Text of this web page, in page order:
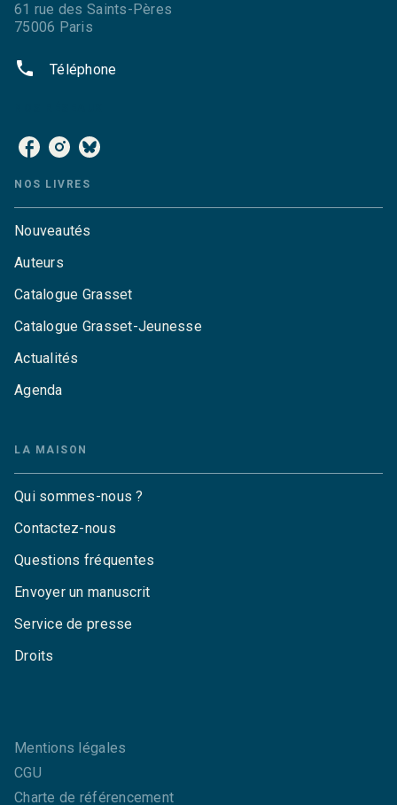
61 rue des Saints-Pères
75006 Paris
phone Téléphone
NOS LIVRES
Nouveautés
Auteurs
Catalogue Grasset
Catalogue Grasset-Jeunesse
Actualités
Agenda
LA MAISON
Qui sommes-nous ?
Contactez-nous
Questions fréquentes
Envoyer un manuscrit
Service de presse
Droits
Mentions légales
CGU
Charte de référencement